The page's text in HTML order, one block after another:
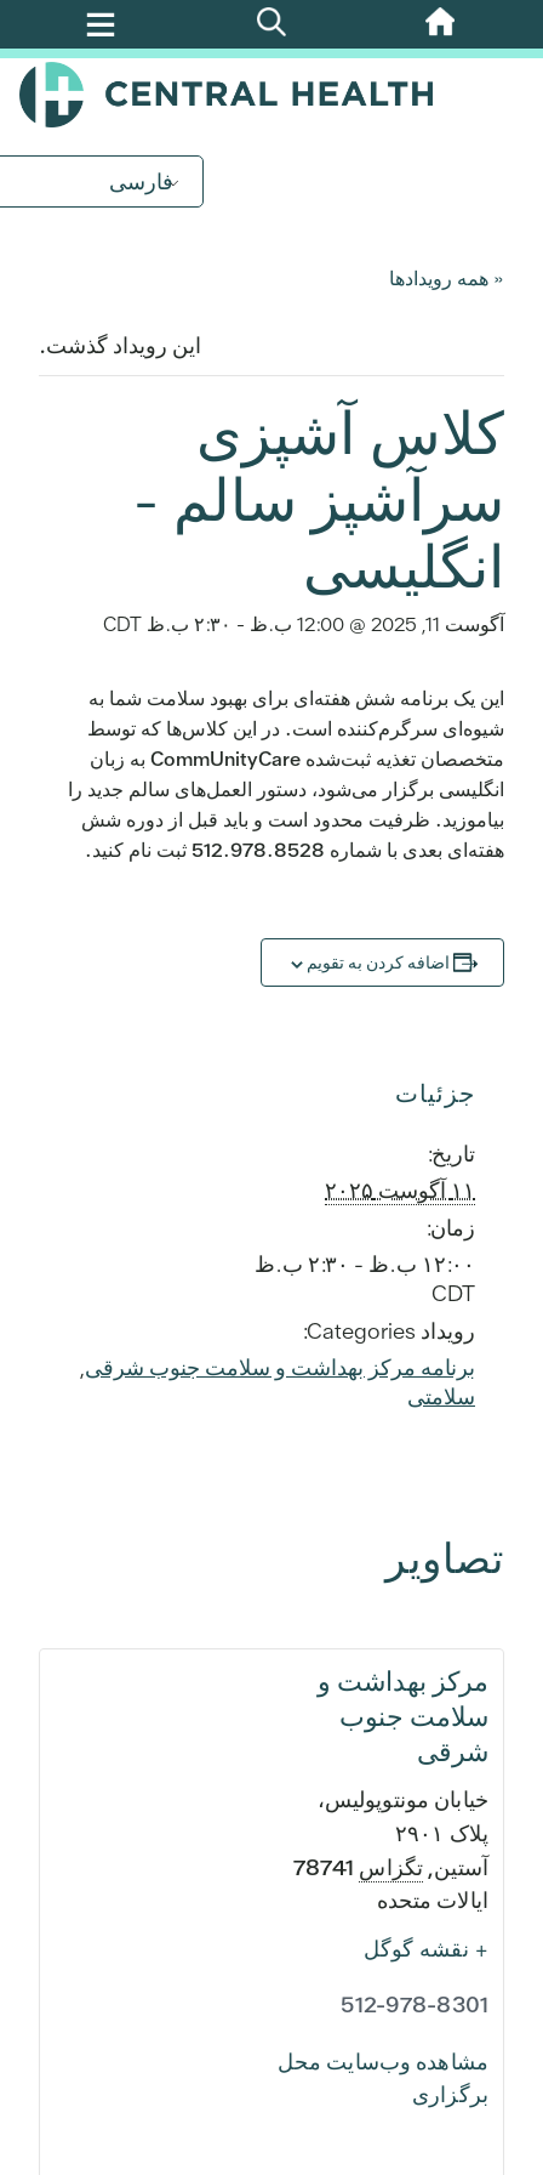
پرش
فارسی
« همه رویدادها
این رویداد گذشت.
کلاس آشپزی
سرآشپز سالم -
انگلیسی
آگوست 11, 2025 @ 12:00 ب.ظ - ۲:۳۰ ب.ظ CDT
این یک برنامه شش هفته‌ای برای بهبود سلامت شما به
شیوه‌ای سرگرم‌کننده است. در این کلاس‌ها که توسط
متخصصان تغذیه ثبت‌شده CommUnityCare به زبان
انگلیسی برگزار می‌شود، دستور العمل‌های سالم جدید را
بیاموزید. ظرفیت محدود است و باید قبل از دوره شش
هفته‌ای بعدی با شماره 512.978.8528 ثبت نام کنید.
اضافه کردن به تقویم
جزئیات
تاریخ:
۱۱ آگوست ۲۰۲۵
زمان:
۱۲:۰۰ ب.ظ - ۲:۳۰ ب.ظ
CDT
رویداد Categories:
برنامه مرکز بهداشت و سلامت جنوب شرقی,
سلامتی
تصاویر
مرکز بهداشت و
سلامت جنوب
شرقی
خیابان مونتوپولیس،
پلاک ۲۹۰۱
آستین, تگزاس 78741
ایالات متحده
+ نقشه گوگل
512-978-8301
مشاهده وب‌سایت محل
برگزاری